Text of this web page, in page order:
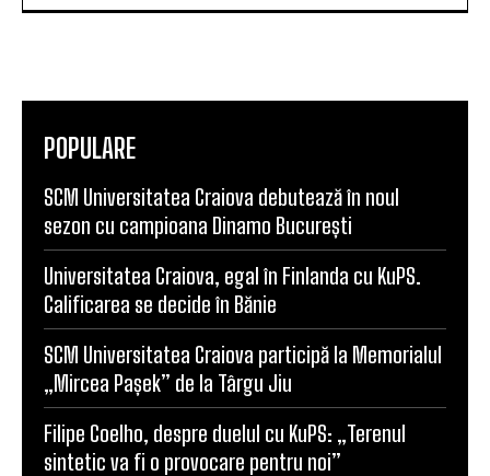
POPULARE
SCM Universitatea Craiova debutează în noul
sezon cu campioana Dinamo București
Universitatea Craiova, egal în Finlanda cu KuPS.
Calificarea se decide în Bănie
SCM Universitatea Craiova participă la Memorialul
„Mircea Pașek” de la Târgu Jiu
Filipe Coelho, despre duelul cu KuPS: „Terenul
sintetic va fi o provocare pentru noi”